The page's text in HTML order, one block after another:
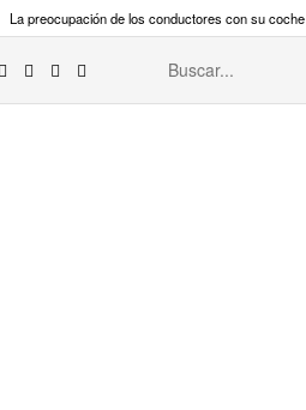
La preocupación de los conductores con su coche